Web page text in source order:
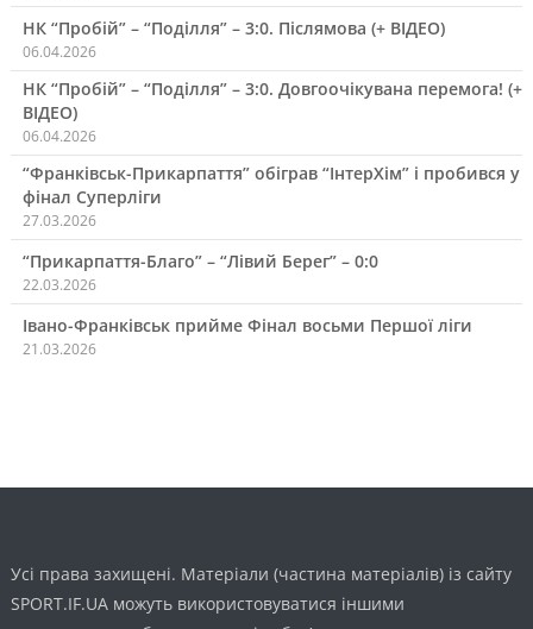
НК “Пробій” – “Поділля” – 3:0. Післямова (+ ВІДЕО)
06.04.2026
НК “Пробій” – “Поділля” – 3:0. Довгоочікувана перемога! (+
ВІДЕО)
06.04.2026
“Франківськ-Прикарпаття” обіграв “ІнтерХім” і пробився у
фінал Суперліги
27.03.2026
“Прикарпаття-Благо” – “Лівий Берег” – 0:0
22.03.2026
Івано-Франківськ прийме Фінал восьми Першої ліги
21.03.2026
Усі права захищені. Матеріали (частина матеріалів) із сайту
SPORT.IF.UA можуть використовуватися іншими